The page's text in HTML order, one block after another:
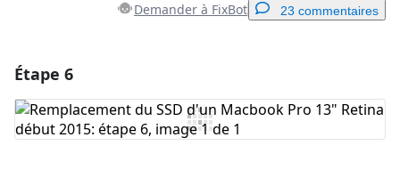
Demander à FixBot 23 commentaires
Ajouter un commentaire
Étape 6